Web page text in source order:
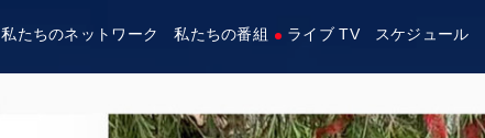
私たちのネットワーク 私たちの番組 ライブ TV スケジュール